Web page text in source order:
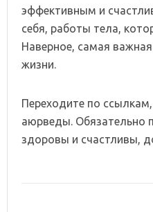
эффективным и
себя, работы тела,
Наверное, самая
жизни.
Переходите по
аюрведы. Обязательно
здоровы и счастливы,